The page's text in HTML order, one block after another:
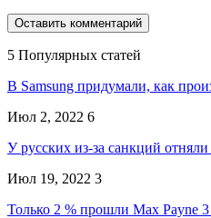
5 Популярных статей
В Samsung придумали, как
Июл 2, 2022 6
У русских из-за санкций
Июл 19, 2022 3
Только 2 % прошли Max Payne